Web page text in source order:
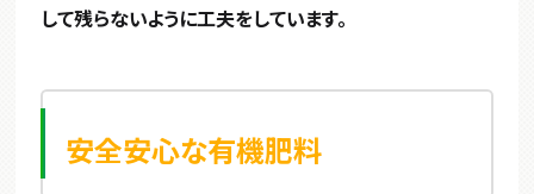
して残らないように工夫をしています。
安全安心な有機肥料